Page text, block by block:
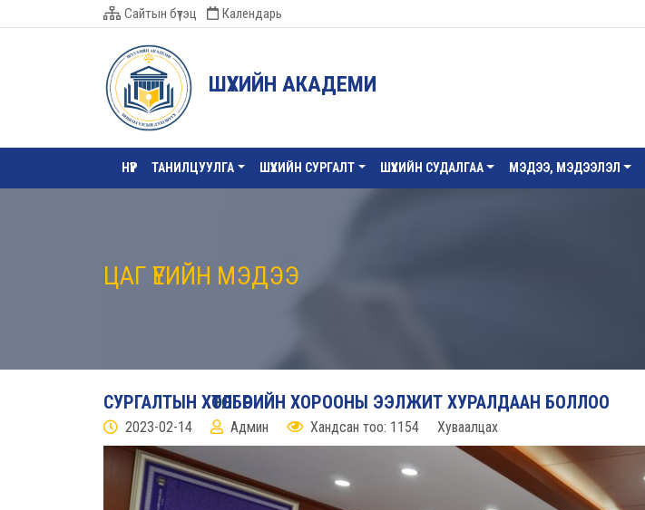
Сайтын бүтэц Календарь
ШҮҮХИЙН АКАДЕМИ
НҮҮР ТАНИЛЦУУЛГА ШҮҮХИЙН СУРГАЛТ ШҮҮХИЙН СУДАЛГАА МЭДЭЭ, МЭДЭЭЛЭЛ
ЦАГ ҮЕИЙН МЭДЭЭ
СУРГАЛТЫН ХӨТӨЛБӨРИЙН ХОРООНЫ ЭЭЛЖИТ ХУРАЛДААН БОЛЛОО
2023-02-14 Админ Хандсан тоо: 1154 Хуваалцах